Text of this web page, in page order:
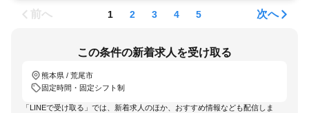
前へ 1 2 3 4 5 次へ
この条件の新着求人を受け取る
熊本県 / 荒尾市
固定時間・固定シフト制
「LINEで受け取る」では、新着求人のほか、おすすめ情報なども配信しま